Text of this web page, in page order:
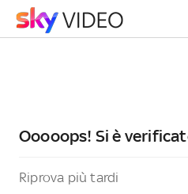
Ooooops! Si è
Riprova più tardi